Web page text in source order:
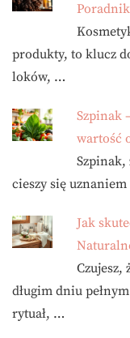
produkty, to klucz
loków, …
Szpinak
wartość
cieszy się
Jak
Czujesz,
długim dniu
rytuał, …